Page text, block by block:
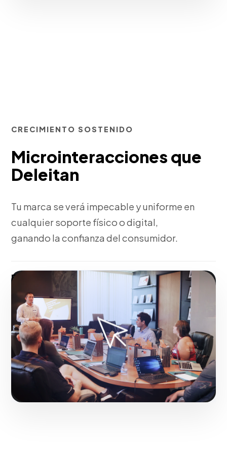
CRECIMIENTO SOSTENIDO
Microinteracciones que
Deleitan
Tu marca se verá impecable y uniforme en
cualquier soporte físico o digital,
ganando la confianza del consumidor.
Fase 3:
Entrega de manuales y archivos finales en alta
resolución.
Hacerlo realidad